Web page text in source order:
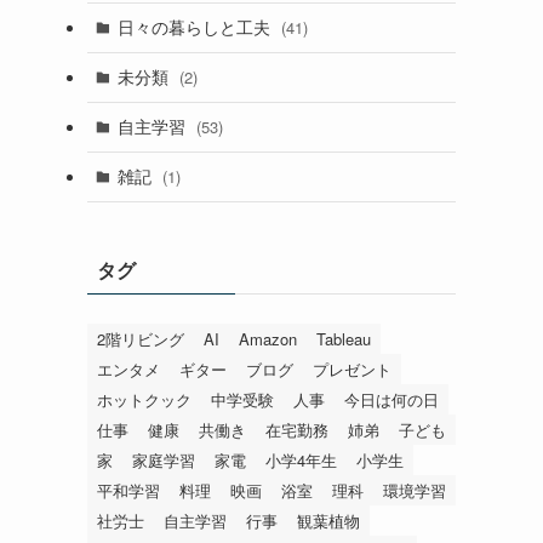
日々の暮らしと工夫 (41)
未分類 (2)
自主学習 (53)
雑記 (1)
タグ
2階リビング AI Amazon
Tableau
エンタメ
ギター ブログ
プレゼント
ホットクック
中学受験 人事
今日は何の日
仕事
健康 共働き 在宅勤務 姉弟
子ども
家
家庭学習 家電 小学4年生
小学生
平和学習
料理 映画 浴室 理科
環境学習
社労士
自主学習 行事
観葉植物